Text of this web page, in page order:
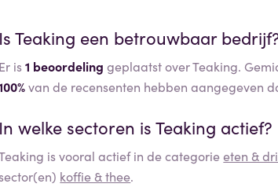
IsTeaking een betrouwbaar
Er is1 beoordeling geplaatst over Teaking.
van de recensenten hebben aangegeven
In welke sectoren isTeaking actief?
is vooral actief in de categorieeten &
sector(en) koffie & thee.